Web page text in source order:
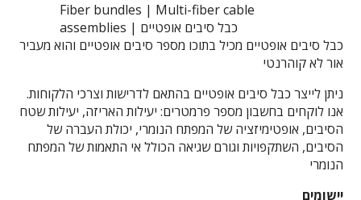
Fiber bundles | Multi-fiber cable
assemblies | כבל סיבים אופטיים
כבל סיבים אופטיים מכיל בתוכו מספר סיבים אופטיים והוא מעביר
אור לא קוהרנטי
ניתן לייצר כבל סיבים אופטיים בהתאם לדרישות וצרכי הלקוחות.
אנו לוקחים בחשבון מספר פרמטרים: יעילות האריזה, יעילות שטח
הסיבים, אופטימיזציה של המפתח הנומרי, יכולת העברה של
הסיבים, השתקפויות וגורם שגיאה הכולל אי התאמות של המפתח
הנומרי
יישומים